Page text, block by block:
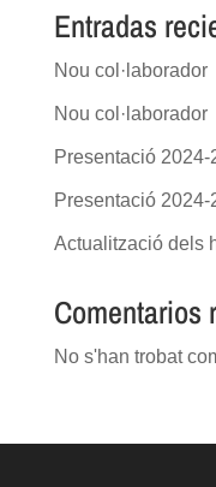
Entradas
Nou col·laborador
Nou col·laborador
Presentació 2024-
Presentació 2024-
Actualització dels
Comentarios
No s'han trobat